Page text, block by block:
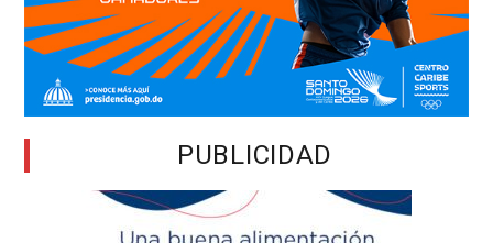
PUBLICIDAD